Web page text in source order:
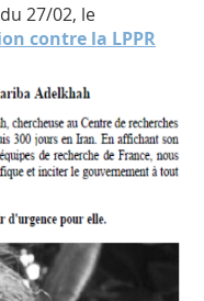
27/02, le
contre la LPPR